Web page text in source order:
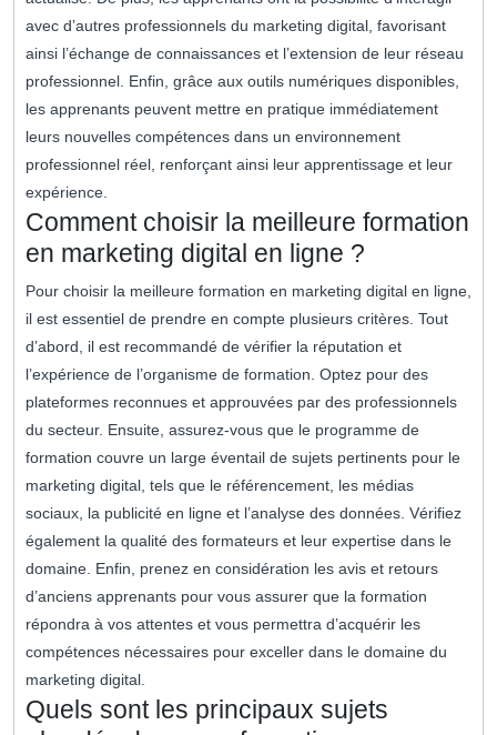
avec d’autres professionnels du marketing digital, favorisant
ainsi l’échange de connaissances et l’extension de leur réseau
professionnel. Enfin, grâce aux outils numériques disponibles,
les apprenants peuvent mettre en pratique immédiatement
leurs nouvelles compétences dans un environnement
professionnel réel, renforçant ainsi leur apprentissage et leur
expérience.
Comment choisir la meilleure formation
en marketing digital en ligne ?
Pour choisir la meilleure formation en marketing digital en ligne,
il est essentiel de prendre en compte plusieurs critères. Tout
d’abord, il est recommandé de vérifier la réputation et
l’expérience de l’organisme de formation. Optez pour des
plateformes reconnues et approuvées par des professionnels
du secteur. Ensuite, assurez-vous que le programme de
formation couvre un large éventail de sujets pertinents pour le
marketing digital, tels que le référencement, les médias
sociaux, la publicité en ligne et l’analyse des données. Vérifiez
également la qualité des formateurs et leur expertise dans le
domaine. Enfin, prenez en considération les avis et retours
d’anciens apprenants pour vous assurer que la formation
répondra à vos attentes et vous permettra d’acquérir les
compétences nécessaires pour exceller dans le domaine du
marketing digital.
Quels sont les principaux sujets